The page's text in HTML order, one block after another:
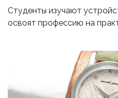
Студенты изучают
освоят профессию на